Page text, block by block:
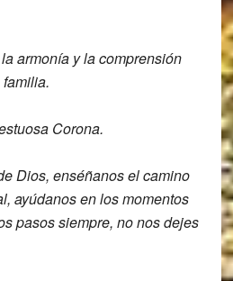
armonía y lacomprensión
familia.
Corona.
Dios, enséñanos elcamino
ayúdanos en los momentos
pasos siempre, no nos dejes